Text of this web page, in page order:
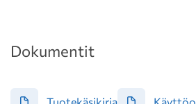
Dokumentit